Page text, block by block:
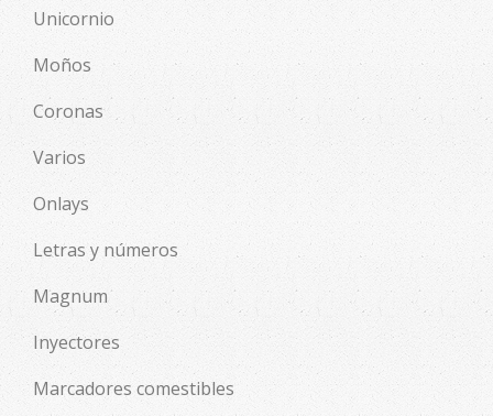
Unicornio
Moños
Coronas
Varios
Onlays
Letras y números
Magnum
Inyectores
Marcadores comestibles